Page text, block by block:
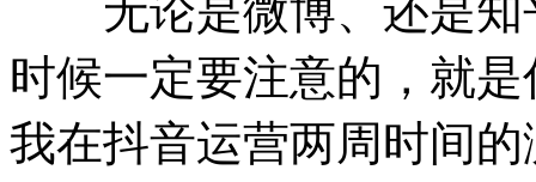
无论是微博、还是知
时候一定要注意的，就
我在抖音运营两周时间